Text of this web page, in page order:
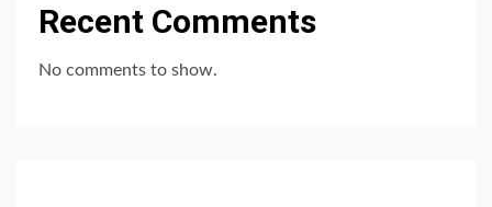
Recent Comments
No comments to show.